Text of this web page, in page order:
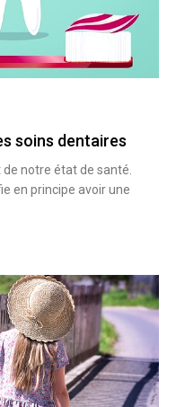
soins dentaires
notre état de santé.
en principe avoir une